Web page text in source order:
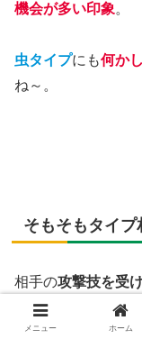
機会が多い印象。
虫タイプにも何か
ね～。
そもそもタイプ
相手の攻撃技を受
メニュー ホーム